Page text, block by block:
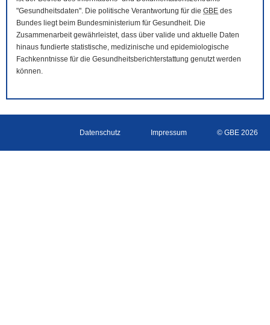
"Gesundheitsdaten". Die politische Verantwortung für die GBE des
Bundes liegt beim Bundesministerium für Gesundheit. Die
Zusammenarbeit gewährleistet, dass über valide und aktuelle Daten
hinaus fundierte statistische, medizinische und epidemiologische
Fachkenntnisse für die Gesundheitsberichterstattung genutzt werden
können.
Datenschutz Impressum © GBE 2026